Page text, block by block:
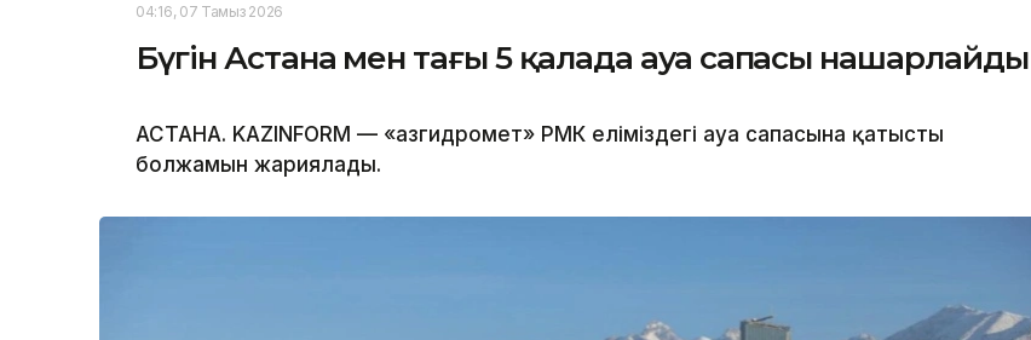
04:16, 07 Тамыз 2026
Бүгін Астана мен тағы 5 қалада ауа сапасы нашарлайды
АСТАНА. KAZINFORM — «Қазгидромет» РМК еліміздегі ауа сапасына қатысты
болжамын жариялады.